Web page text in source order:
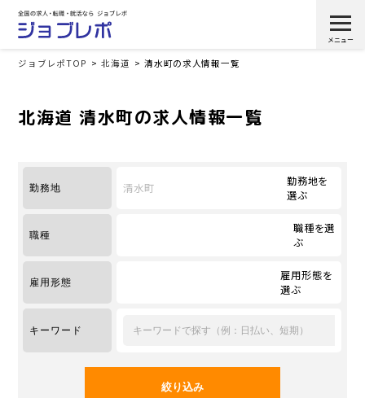
ジョブレポTOP 北海道 清水町の求人情報一覧
北海道 清水町の求人情報一覧
勤務地 清水町
勤務地を
選ぶ
職種
職種を選
ぶ
雇用形態
雇用形態を
選ぶ
キーワード